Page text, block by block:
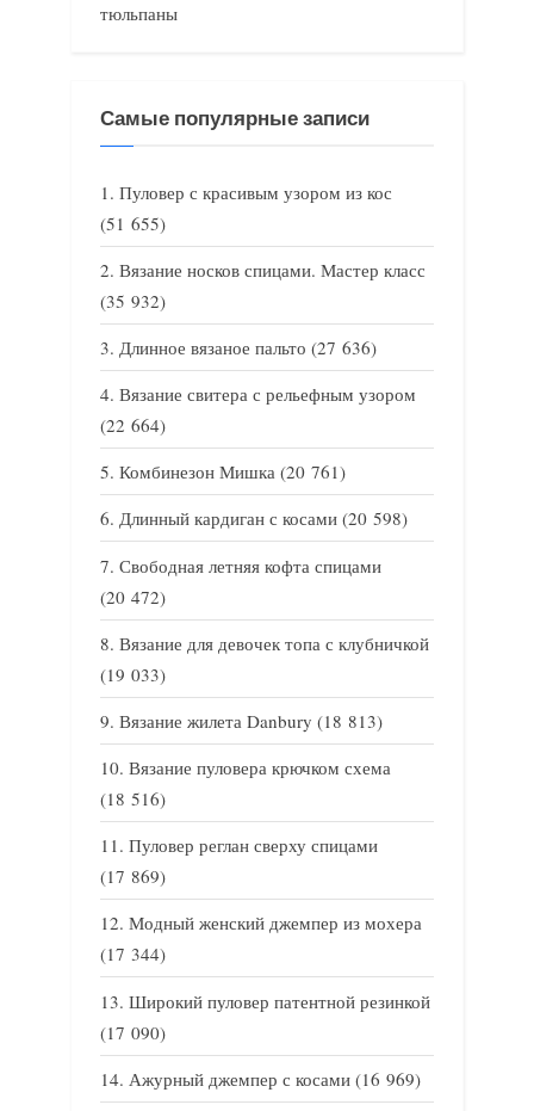
тюльпаны
Самые популярные записи
Пуловер с красивым узором из кос
(51 655)
Вязание носков спицами. Мастер класс
(35 932)
Длинное вязаное пальто (27 636)
Вязание свитера с рельефным узором
(22 664)
Комбинезон Мишка (20 761)
Длинный кардиган с косами (20 598)
Свободная летняя кофта спицами
(20 472)
Вязание для девочек топа с клубничкой
(19 033)
Вязание жилета Danbury (18 813)
Вязание пуловера крючком схема
(18 516)
Пуловер реглан сверху спицами
(17 869)
Модный женский джемпер из мохера
(17 344)
Широкий пуловер патентной резинкой
(17 090)
Ажурный джемпер с косами (16 969)